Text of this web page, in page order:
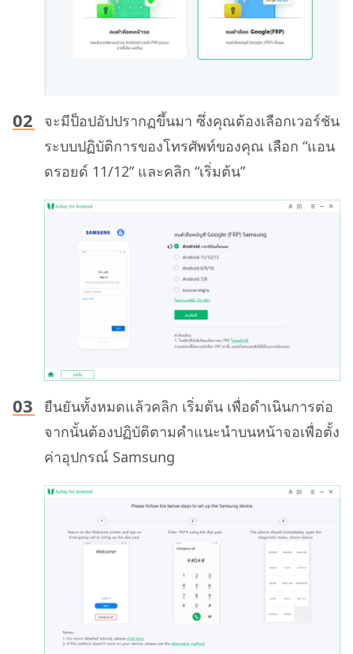
จะมีป็อปอัปปรากฏขึ้นมา ซึ่งคุณต้องเลือกเวอร์ชัน
ระบบปฏิบัติการของโทรศัพท์ของคุณ เลือก “แอน
ดรอยด์ 11/12” และคลิก “เริ่มต้น”
ยืนยันทั้งหมดแล้วคลิก เริ่มต้น เพื่อดำเนินการต่อ
จากนั้นต้องปฏิบัติตามคำแนะนำบนหน้าจอเพื่อตั้ง
ค่าอุปกรณ์ Samsung